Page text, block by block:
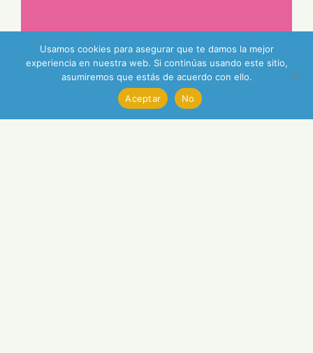
Usamos cookies para asegurar que te damos la mejor
experiencia en nuestra web. Si continúas usando este sitio,
asumiremos que estás de acuerdo con ello.
Aceptar
No